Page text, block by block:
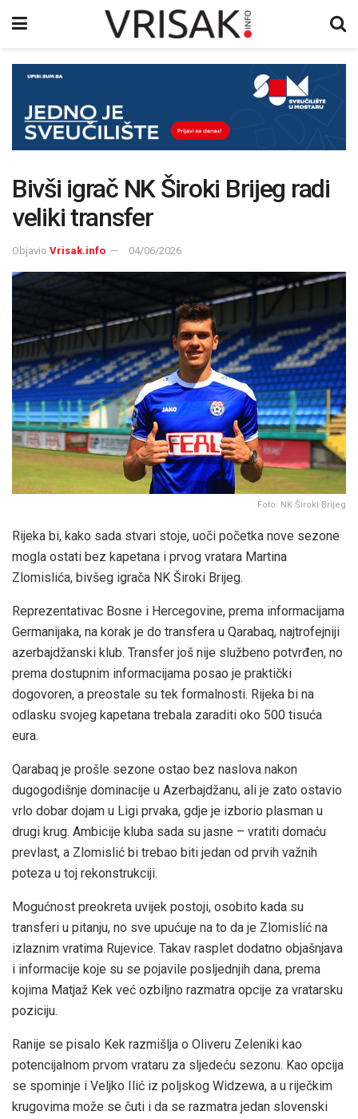
Bivši igrač NK Široki Brijeg radi
veliki transfer
Objavio Vrisak.info 04/06/2026
Foto: NK Široki Brijeg
Rijeka bi, kako sada stvari stoje, uoči početka nove sezone
mogla ostati bez kapetana i prvog vratara Martina
Zlomislića, bivšeg igrača NK Široki Brijeg.
Reprezentativac Bosne i Hercegovine, prema informacijama
Germanijaka, na korak je do transfera u Qarabaq, najtrofejniji
azerbajdžanski klub. Transfer još nije službeno potvrđen, no
prema dostupnim informacijama posao je praktički
dogovoren, a preostale su tek formalnosti. Rijeka bi na
odlasku svojeg kapetana trebala zaraditi oko 500 tisuća
eura.
Qarabaq je prošle sezone ostao bez naslova nakon
dugogodišnje dominacije u Azerbajdžanu, ali je zato ostavio
vrlo dobar dojam u Ligi prvaka, gdje je izborio plasman u
drugi krug. Ambicije kluba sada su jasne – vratiti domaću
prevlast, a Zlomislić bi trebao biti jedan od prvih važnih
poteza u toj rekonstrukciji.
Mogućnost preokreta uvijek postoji, osobito kada su
transferi u pitanju, no sve upućuje na to da je Zlomislić na
izlaznim vratima Rujevice. Takav rasplet dodatno objašnjava
i informacije koje su se pojavile posljednjih dana, prema
kojima Matjaž Kek već ozbiljno razmatra opcije za vratarsku
poziciju.
Ranije se pisalo Kek razmišlja o Oliveru Zeleniki kao
potencijalnom prvom vrataru za sljedeću sezonu. Kao opcija
se spominje i Veljko Ilić iz poljskog Widzewa, a u riječkim
krugovima može se čuti i da se razmatra jedan slovenski